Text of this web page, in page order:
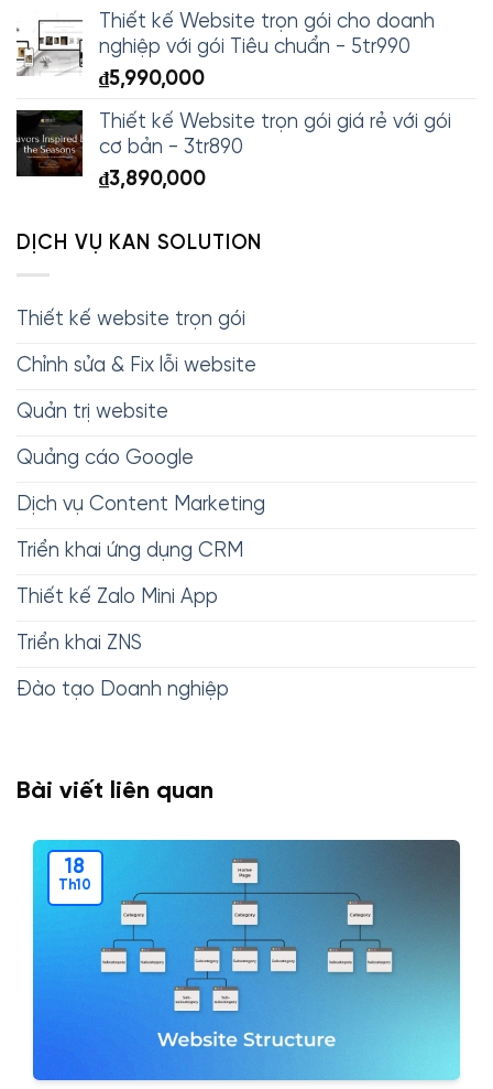
Thiết kế Website trọn gói cho doanh
nghiệp với gói Tiêu chuẩn - 5tr990
₫5,990,000
Thiết kế Website trọn gói giá rẻ với gói
cơ bản - 3tr890
₫3,890,000
DỊCH VỤ KAN SOLUTION
Thiết kế website trọn gói
Chỉnh sửa & Fix lỗi website
Quản trị website
Quảng cáo Google
Dịch vụ Content Marketing
Triển khai ứng dụng CRM
Thiết kế Zalo Mini App
Triển khai ZNS
Đào tạo Doanh nghiệp
Bài viết liên quan
18
Th10